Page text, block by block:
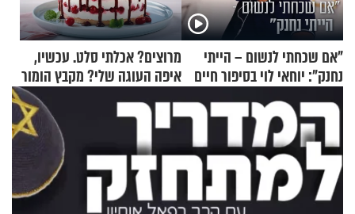
"אם שכחתי לנשום – הייתי
נחנק": יוחאי לוי בסיפור חיים
מעורר השראה
מרוצים? אכלתי סלט. עכשיו,
איפה העוגה שלי? מקבץ הומור
כייפי מספר 1